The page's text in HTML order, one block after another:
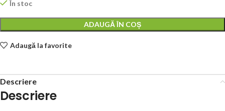
În stoc
ADAUGĂ ÎN COȘ
Adaugă la favorite
Descriere
Descriere